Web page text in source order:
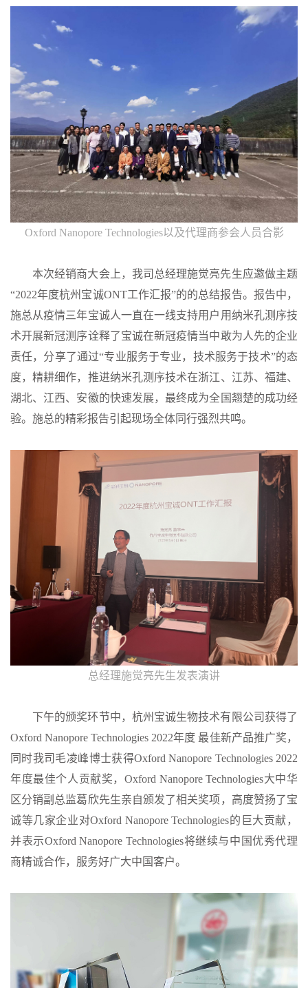
Oxford Nanopore Technologies以及代理商参会人员合影
本次经销商大会上，我司总经理施觉亮先生应邀做主题
“2022年度杭州宝诚ONT工作汇报”的的总结报告。报告中，
施总从疫情三年宝诚人一直在一线支持用户用纳米孔测序技
术开展新冠测序诠释了宝诚在新冠疫情当中敢为人先的企业
责任，分享了通过“专业服务于专业，技术服务于技术”的态
度，精耕细作，推进纳米孔测序技术在浙江、江苏、福建、
湖北、江西、安徽的快速发展，最终成为全国翘楚的成功经
验。施总的精彩报告引起现场全体同行强烈共鸣。
总经理施觉亮先生发表演讲
下午的颁奖环节中，杭州宝诚生物技术有限公司获得了
Oxford Nanopore Technologies 2022年度 最佳新产品推广奖，
同时我司毛凌峰博士获得Oxford Nanopore Technologies 2022
年度最佳个人贡献奖，Oxford Nanopore Technologies大中华
区分销副总监葛欣先生亲自颁发了相关奖项，高度赞扬了宝
诚等几家企业对Oxford Nanopore Technologies的巨大贡献，
并表示Oxford Nanopore Technologies将继续与中国优秀代理
商精诚合作，服务好广大中国客户。